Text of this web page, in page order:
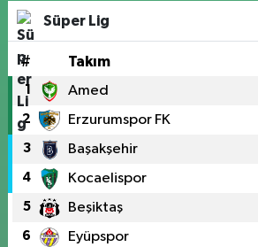
Süper Lig
# Takım
1 Amed
2 Erzurumspor FK
3 Başakşehir
4 Kocaelispor
5 Beşiktaş
6 Eyüpspor